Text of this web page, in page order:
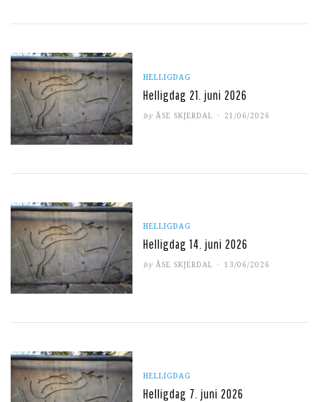
HELLIGDAG
Helligdag 21. juni 2026
by ÅSE SKJERDAL
POSTED
21/06/2026
HELLIGDAG
Helligdag 14. juni 2026
by ÅSE SKJERDAL
POSTED
13/06/2026
HELLIGDAG
Helligdag 7. juni 2026